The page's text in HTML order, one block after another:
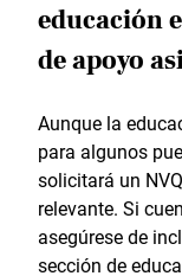
educación
de apoyo
Aunque la
para algunos
solicitará un
relevante. Si
asegúrese de
sección de